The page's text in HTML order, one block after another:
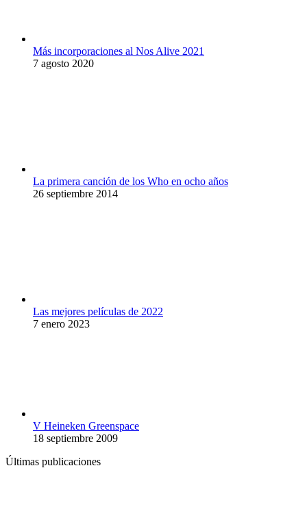
Más incorporaciones al Nos Alive 2021
7 agosto 2020
La primera canción de los Who en ocho años
26 septiembre 2014
Las mejores películas de 2022
7 enero 2023
V Heineken Greenspace
18 septiembre 2009
Últimas publicaciones